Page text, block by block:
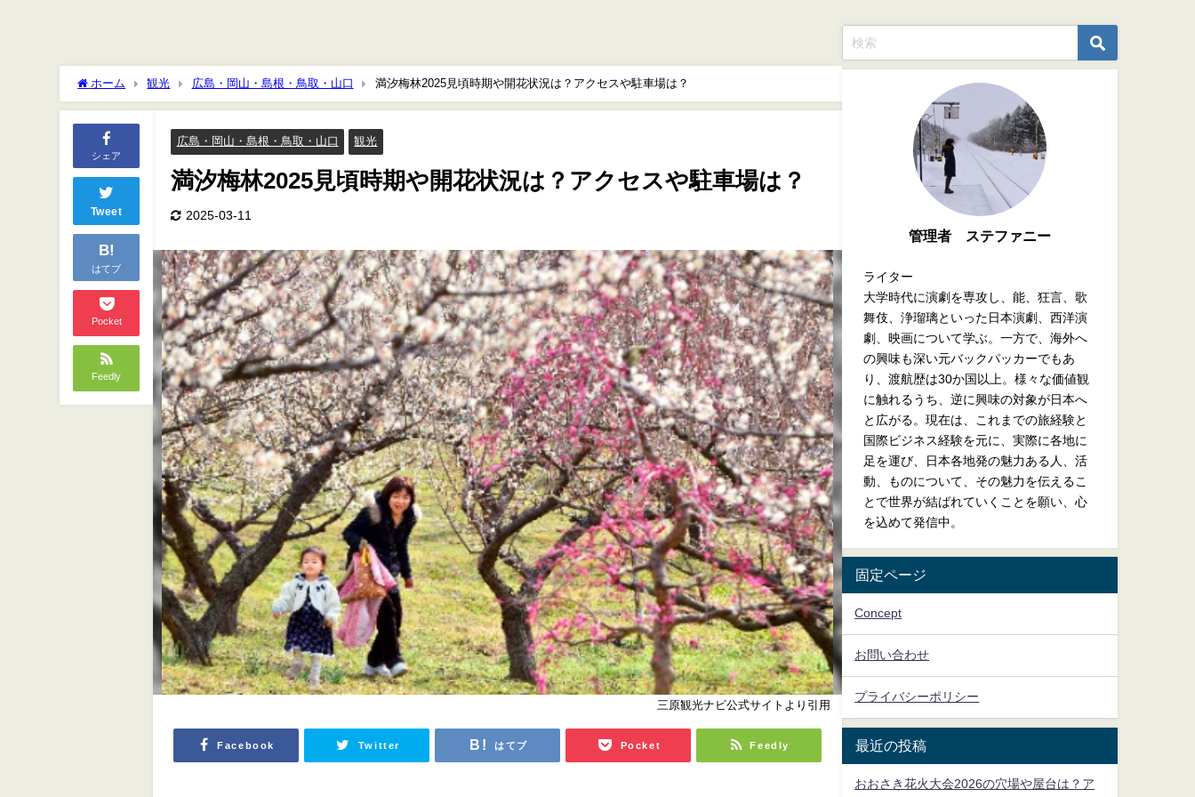
ホーム 観光 広島・岡山・島根・鳥取・山口 満汐梅林2025見頃時期や開花状況は？アクセスや駐車場は？
シェア
Tweet
B!
はてブ
Pocket
Feedly
広島・岡山・島根・鳥取・山口 観光
満汐梅林2025見頃時期や開花状況は？アクセスや駐車場は？
2025-03-11
三原観光ナビ公式サイトより引用
Facebook Twitter はてブ Pocket Feedly
管理者 ステファニー
ライター
大学時代に演劇を専攻し、能、狂言、歌
舞伎、浄瑠璃といった日本演劇、西洋演
劇、映画について学ぶ。一方で、海外へ
の興味も深い元バックパッカーでもあ
り、渡航歴は30か国以上。様々な価値観
に触れるうち、逆に興味の対象が日本へ
と広がる。現在は、これまでの旅経験と
国際ビジネス経験を元に、実際に各地に
足を運び、日本各地発の魅力ある人、活
動、ものについて、その魅力を伝えるこ
とで世界が結ばれていくことを願い、心
を込めて発信中。
固定ページ
Concept
お問い合わせ
プライバシーポリシー
最近の投稿
おおさき花火大会2026の穴場や屋台は？ア